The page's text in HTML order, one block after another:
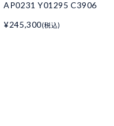
AP0231 Y01295 C3906
¥245,300(税込)